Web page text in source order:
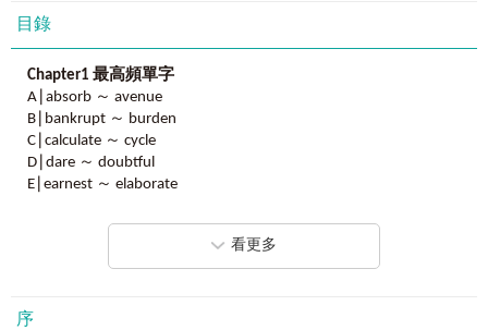
最強的必考單字！
以官方字表為基礎，收錄近
單字中英文、近反義字、片語、衍生字等全收錄。
學單字還可以學文法！
要背就要背會考的！
目錄
Chapter1 最高頻單字
A∣absorb ～ avenue
B∣bankrupt ～ burden
C∣calculate ～ cycle
D∣dare ～ doubtful
E∣earnest ～ elaborate
G∣generosity ～ guilty
I∣ideal ～ issue
M∣miracle ～ mutual
看更多
序